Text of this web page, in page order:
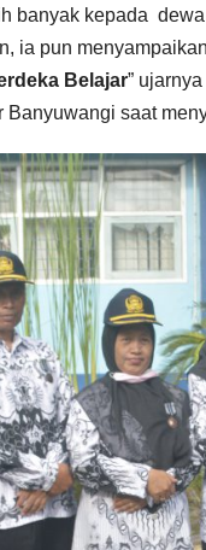
banyak kepada
ia pun
Belajar”
Banyuwangi saat